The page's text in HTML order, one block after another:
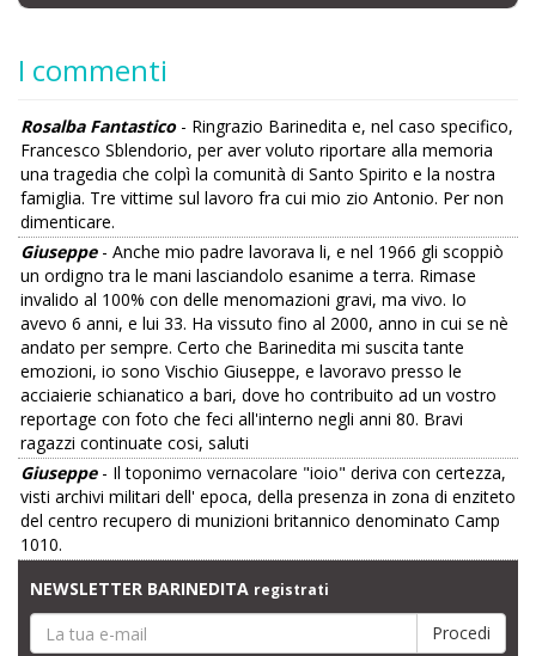
I commenti
Rosalba Fantastico- Ringrazio Barinedita e, nel caso specifico,
Francesco Sblendorio, per aver voluto riportare alla memoria
una tragedia che colpì la comunità di Santo Spirito e la nostra
famiglia. Tre vittime sul lavoro fra cui mio zio Antonio. Per non
dimenticare.
Giuseppe- Anche mio padre lavorava li, e nel 1966 gli scoppiò
un ordigno tra le mani lasciandolo esanime a terra. Rimase
invalido al 100% con delle menomazioni gravi, ma vivo. Io
avevo 6 anni, e lui 33. Ha vissuto fino al 2000, anno in cui se nè
andato per sempre. Certo che Barinedita mi suscita tante
emozioni, io sono Vischio Giuseppe, e lavoravo presso le
acciaierie schianatico a bari, dove ho contribuito ad un vostro
reportage con foto che feci all'interno negli anni 80. Bravi
ragazzi continuate cosi, saluti
Giuseppe- Il toponimo vernacolare "ioio" deriva con certezza,
visti archivi militari dell' epoca, della presenza in zona di enziteto
del centro recupero di munizioni britannico denominato Camp
1010.
NEWSLETTER BARINEDITA registrati